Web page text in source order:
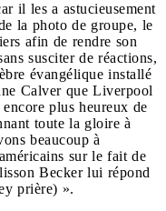
il les a astucieusement
la photo de groupe, le
afin de rendre son
susciter de réactions,
évangélique installé
Calver que Liverpool
plus heureux de
toute la gloire à
beaucoup à
sur le fait de
Becker lui répond
prière) ».